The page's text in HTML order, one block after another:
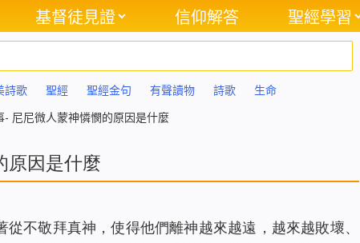
基督徒見證 信仰解答 聖經學習
詩歌 聖經 聖經金句 有聲讀物 詩歌 生命
- 尼尼微人蒙神憐憫的原因是什麼
原因是什麼
不敬拜真神，使得他們離神越來越遠，越來越敗壞、